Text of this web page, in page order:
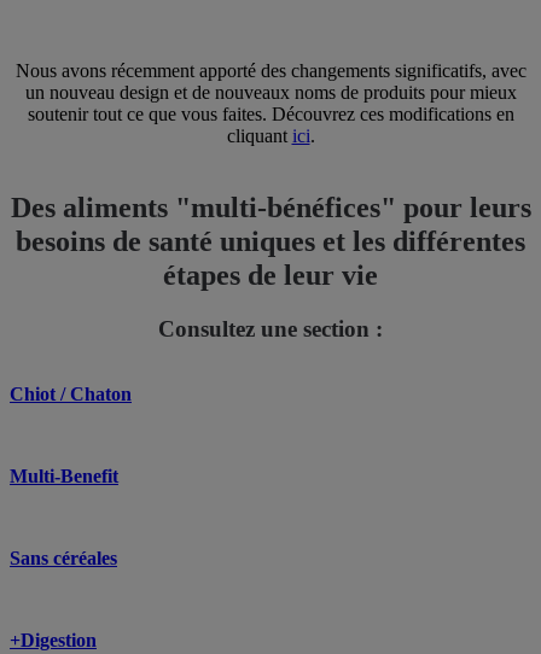
Nous avons récemment apporté des changements significatifs, avec
un nouveau design et de nouveaux noms de produits pour mieux
soutenir tout ce que vous faites. Découvrez ces modifications en
cliquant ici.
Des aliments "multi-bénéfices" pour leurs
besoins de santé uniques et les différentes
étapes de leur vie
Consultez une section :
Chiot / Chaton
Multi-Benefit
Sans céréales
+Digestion